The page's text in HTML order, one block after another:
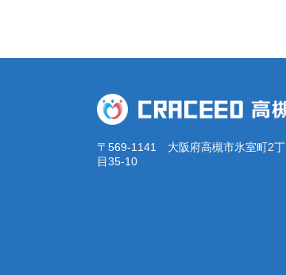
〒569-1141 大阪府高槻市氷室町2丁
目35-10